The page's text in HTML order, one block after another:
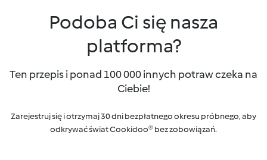
Podoba Ci się nasza
platforma?
Ten przepis i ponad 100 000 innych potraw czeka na
Ciebie!
Zarejestruj się i otrzymaj 30 dni bezpłatnego okresu próbnego, aby
odkrywać świat Cookidoo® bez zobowiązań.